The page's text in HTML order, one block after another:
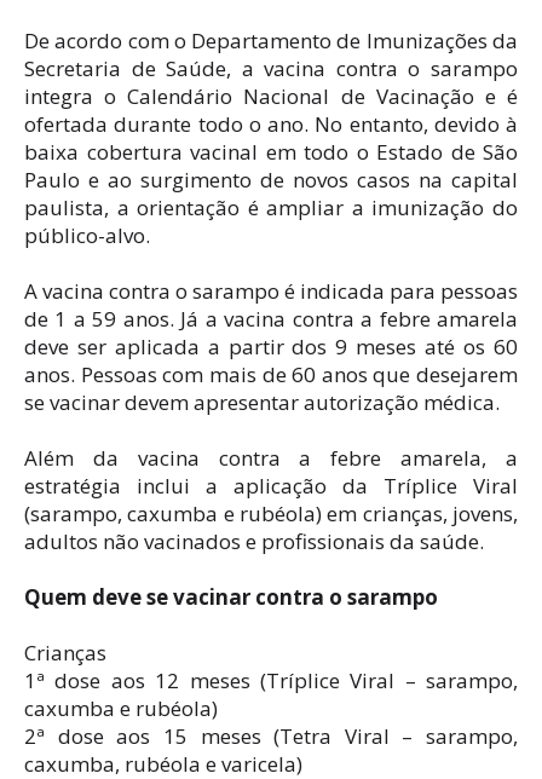
De acordo com o Departamento de Imunizações da
Secretaria de Saúde, a vacina contra o sarampo
integra o Calendário Nacional de Vacinação e é
ofertada durante todo o ano. No entanto, devido à
baixa cobertura vacinal em todo o Estado de São
Paulo e ao surgimento de novos casos na capital
paulista, a orientação é ampliar a imunização do
público-alvo.
A vacina contra o sarampo é indicada para pessoas
de 1 a 59 anos. Já a vacina contra a febre amarela
deve ser aplicada a partir dos 9 meses até os 60
anos. Pessoas com mais de 60 anos que desejarem
se vacinar devem apresentar autorização médica.
Além da vacina contra a febre amarela, a
estratégia inclui a aplicação da Tríplice Viral
(sarampo, caxumba e rubéola) em crianças, jovens,
adultos não vacinados e profissionais da saúde.
Quem deve se vacinar contra o sarampo
Crianças
1ª dose aos 12 meses (Tríplice Viral – sarampo,
caxumba e rubéola)
2ª dose aos 15 meses (Tetra Viral – sarampo,
caxumba, rubéola e varicela)